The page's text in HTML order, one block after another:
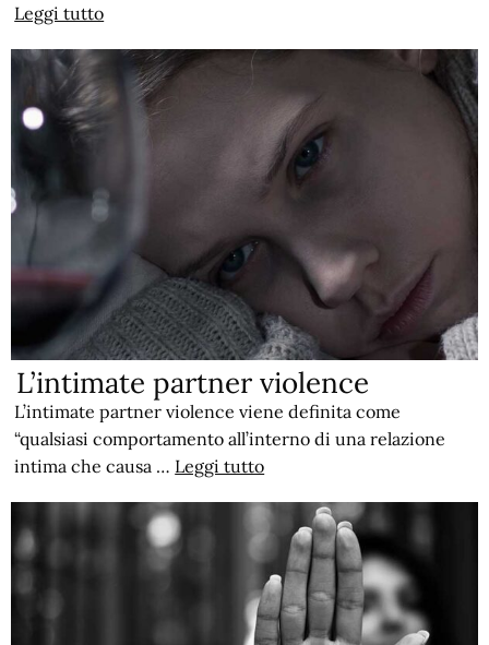
Leggi tutto
L’intimate partner violence
L’intimate partner violence viene definita come
“qualsiasi comportamento all’interno di una relazione
intima che causa … Leggi tutto